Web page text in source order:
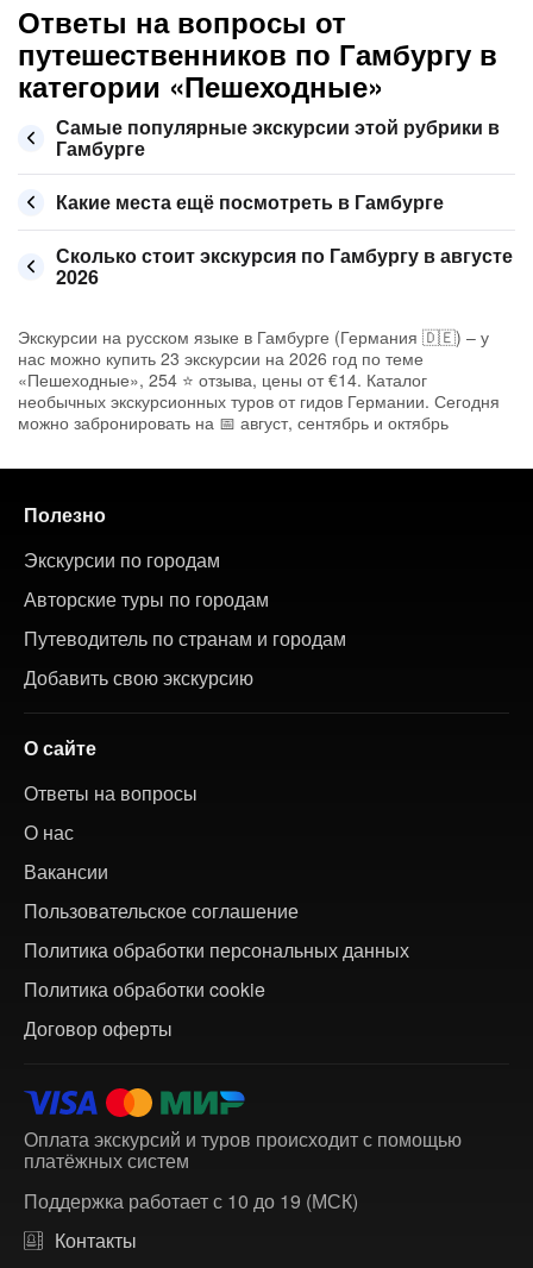
Ответы на вопросы от
путешественников по Гамбургу в
категории «Пешеходные»
Самые популярные экскурсии этой рубрики в
Гамбурге
Какие места ещё посмотреть в Гамбурге
Сколько стоит экскурсия по Гамбургу в августе
2026
Экскурсии на русском языке в Гамбурге (Германия 🇩🇪) – у
нас можно купить 23 экскурсии на 2026 год по теме
«Пешеходные», 254 ⭐ отзыва, цены от €14. Каталог
необычных экскурсионных туров от гидов Германии. Сегодня
можно забронировать на 📅 август, сентябрь и октябрь
Полезно
Экскурсии по городам
Авторские туры по городам
Путеводитель по странам и городам
Добавить свою экскурсию
О сайте
Ответы на вопросы
О нас
Вакансии
Пользовательское соглашение
Политика обработки персональных данных
Политика обработки cookie
Договор оферты
Оплата экскурсий и туров происходит с помощью
платёжных систем
Поддержка работает с 10 до 19 (МСК)
Контакты